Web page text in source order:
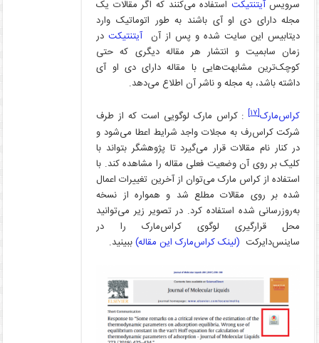
سرویسآیتنتیکت استفاده می‌کنند که اگر مقالات یک
مجله دارای دی او آی باشند به طور اتوماتیک وارد
دیتابیس این سایت شده و پس از آن آیتنتیکتدر
زمان سابمیت و انتشار هر مقاله دیگری که حتی
کوچک‌ترین مشابهت‌هایی با مقاله دارای دی او آی
داشته باشد، به مجله و ناشر آن اطلاع می‌دهد.
کراس‌مارک[۱۷]
: کراس مارک لوگویی است که از طرف
شرکت کراس‌رف به مجلات واجد شرایط اعطا می‌شود و
در کنار نام مقالات قرار می‌گیرد تا پژوهشگر بتواند با
کلیک بر روی آن وضعیت فعلی مقاله را مشاهده کند. با
استفاده از کراس مارک می‌توان از آخرین تغییرات اعمال
شده بر روی مقالات مطلع شد و همواره از نسخه
به‌روزرسانی شده استفاده کرد. در تصویر زیر می‌توانید
محل قرارگیری لوگوی کراس‌مارک را در
ساینس‌دایرکت (لینک کراس‌مارک این مقاله)ببینید.